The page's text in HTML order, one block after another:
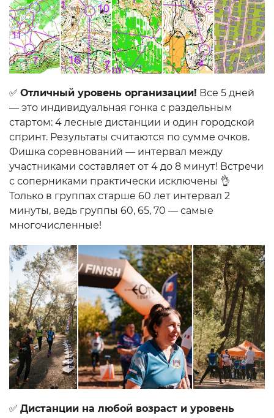
✅ Отличный уровень организации! Все 5 дней
— это индивидуальная гонка с раздельным
стартом: 4 лесные дистанции и один городской
спринт. Результаты считаются по сумме очков.
Фишка соревнований — интервал между
участниками составляет от 4 до 8 минут! Встречи
с соперниками практически исключены 👌
Только в группах старше 60 лет интервал 2
минуты, ведь группы 60, 65, 70 — самые
многочисленные!
✅ Дистанции на любой возраст и уровень